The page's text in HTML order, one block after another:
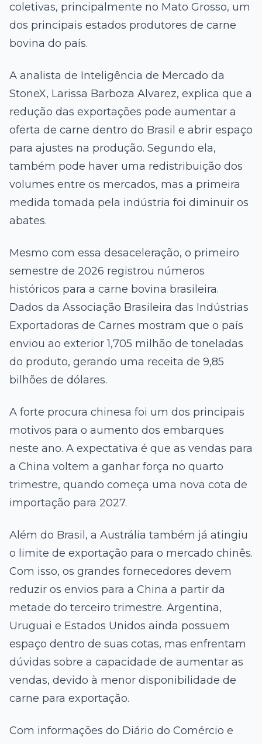
coletivas, principalmente no Mato Grosso, um
dos principais estados produtores de carne
bovina do país.
A analista de Inteligência de Mercado da
StoneX, Larissa Barboza Alvarez, explica que a
redução das exportações pode aumentar a
oferta de carne dentro do Brasil e abrir espaço
para ajustes na produção. Segundo ela,
também pode haver uma redistribuição dos
volumes entre os mercados, mas a primeira
medida tomada pela indústria foi diminuir os
abates.
Mesmo com essa desaceleração, o primeiro
semestre de 2026 registrou números
históricos para a carne bovina brasileira.
Dados da Associação Brasileira das Indústrias
Exportadoras de Carnes mostram que o país
enviou ao exterior 1,705 milhão de toneladas
do produto, gerando uma receita de 9,85
bilhões de dólares.
A forte procura chinesa foi um dos principais
motivos para o aumento dos embarques
neste ano. A expectativa é que as vendas para
a China voltem a ganhar força no quarto
trimestre, quando começa uma nova cota de
importação para 2027.
Além do Brasil, a Austrália também já atingiu
o limite de exportação para o mercado chinês.
Com isso, os grandes fornecedores devem
reduzir os envios para a China a partir da
metade do terceiro trimestre. Argentina,
Uruguai e Estados Unidos ainda possuem
espaço dentro de suas cotas, mas enfrentam
dúvidas sobre a capacidade de aumentar as
vendas, devido à menor disponibilidade de
carne para exportação.
Com informações do Diário do Comércio e